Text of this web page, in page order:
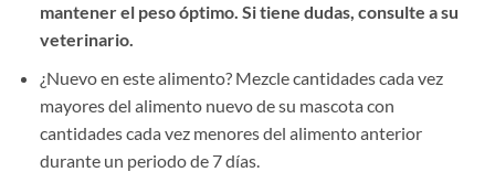
mantener el peso óptimo. Si tiene dudas, consulte a su
veterinario.
¿Nuevo en este alimento? Mezcle cantidades cada vez
mayores del alimento nuevo de su mascota con
cantidades cada vez menores del alimento anterior
durante un periodo de 7 días.